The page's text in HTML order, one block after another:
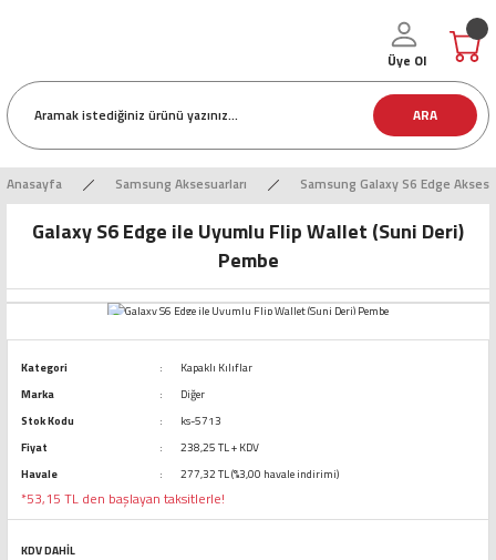
ARA
Üye Ol
Anasayfa Samsung Aksesuarları Samsung Galaxy S6 Edge
Galaxy S6 Edge ile Uyumlu Flip Wallet (Suni Deri)
Pembe
Kategori
Kapaklı Kılıflar
Marka
Diğer
Stok Kodu
ks-5713
Fiyat
238,25 TL + KDV
Havale
277,32 TL (%3,00 havale indirimi)
*53,15 TL den başlayan taksitlerle!
KDV DAHİL